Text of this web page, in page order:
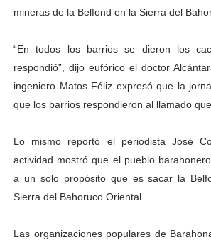
mineras de la Belfond en la Sierra del
“En todos los barrios se dieron los
respondió”, dijo eufórico el doctor
ingeniero Matos Féliz expresó que la
que los barrios respondieron al llamado
Lo mismo reportó el periodista José
actividad mostró que el pueblo
a un solo propósito que es sacar la
Sierra del Bahoruco Oriental.
Las organizaciones populares de